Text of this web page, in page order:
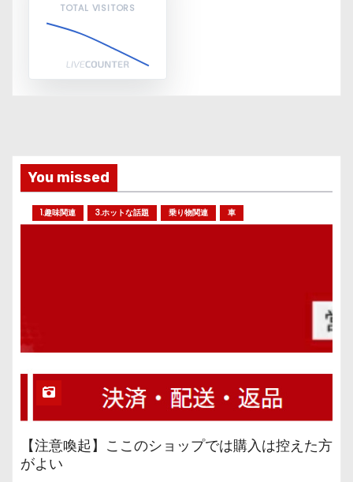
TOTAL VISITORS
You missed
1.趣味関連 3.ホットな話題 乗り物関連 車
【注意喚起】ここのショップでは購入は控えた方
がよい